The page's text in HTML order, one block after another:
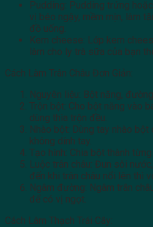
Pudding: Pudding trứng
vị béo ngậy, mềm mịn, làm
đồ uống.
Kem cheese: Lớp kem
làm cho ly trà sữa của bạn
Cách Làm Trân Châu Đơn Giản:
Nguyên liệu: Bột năng,
Trộn bột: Cho bột năng vào
dùng thìa trộn đều.
Nhào bột: Dùng tay nhào
không dính tay.
Tạo hình: Chia bột thành
Luộc trân châu: Đun sôi
đến khi trân châu nổi lên thì
Ngâm đường: Ngâm trân
để có vị ngọt.
Cách Làm Thạch Trái Cây: